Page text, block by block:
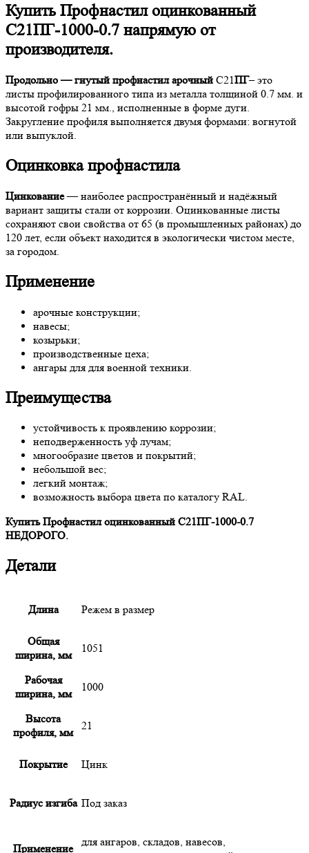
Купить Профнастил оцинкованный
С21ПГ-1000-0.7 напрямую от
производителя.
Продольно — гнутый профнастил арочный С21ПГ– это
листы профилированного типа из металла толщиной 0.7 мм. и
высотой гофры 21 мм., исполненные в форме дуги.
Закругление профиля выполняется двумя формами: вогнутой
или выпуклой.
Оцинковка профнастила
Цинкование— наиболее распространённый и надёжный
вариант защиты стали от коррозии. Оцинкованные листы
сохраняют свои свойства от 65 (в промышленных районах) до
120 лет, если объект находится в экологически чистом месте,
за городом.
Применение
арочные конструкции;
навесы;
козырьки;
производственные цеха;
ангары для для военной техники.
Преимущества
устойчивость к проявлению коррозии;
неподверженность уф лучам;
многообразие цветов и покрытий;
небольшой вес;
легкий монтаж;
возможность выбора цвета по каталогу RAL.
Купить Профнастил оцинкованный С21ПГ-1000-0.7
НЕДОРОГО.
Детали
Длина Режем в размер
Общая
ширина, мм
1051
Рабочая
ширина, мм
1000
Высота
профиля, мм
21
Покрытие Цинк
Радиус изгиба Под заказ
Применение
для ангаров, складов, навесов,